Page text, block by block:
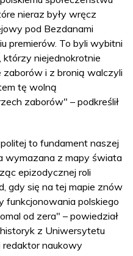
nieraz były wręcz
pod Bezdanami
premierów. To byli wybitni
niejednokrotnie
i z bronią walczyli
tę wolną
zaborów" – podkreślił
to fundament naszej
wymazana z mapy świata
epizodycznej roli
gdy się na tej mapie znów
funkcjonowania polskiego
od zera" – powiedział
z Uniwersytetu
redaktor naukowy